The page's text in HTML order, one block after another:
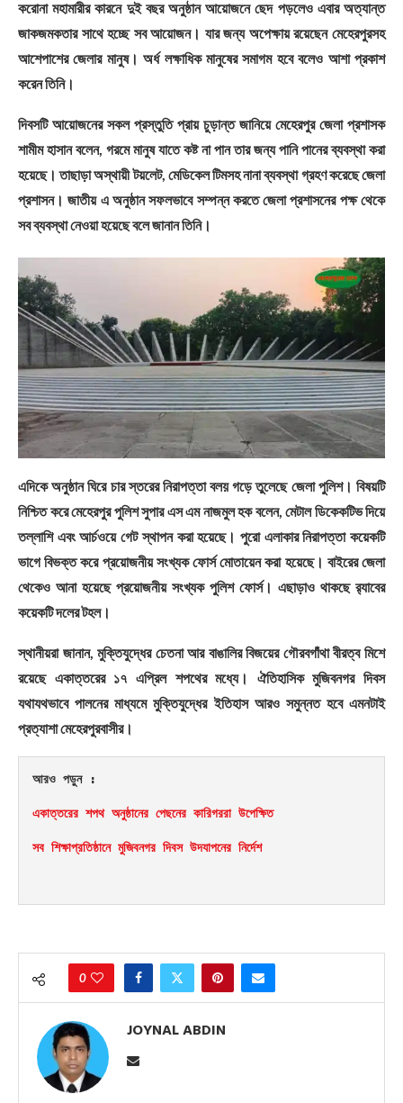
করোনা মহামারীর কারনে দুই বছর অনুষ্ঠান আয়োজনে ছেদ পড়লেও এবার অত্যান্ত
জাকজমকতার সাথে হচ্ছে সব আয়োজন। যার জন্য অপেক্ষায় রয়েছেন মেহেরপুরসহ
আশেপাশের জেলার মানুষ। অর্ধ লক্ষাধিক মানুষের সমাগম হবে বলেও আশা প্রকাশ
করেন তিনি।
দিবসটি আয়োজনের সকল প্রস্তুতি প্রায় চুড়ান্ত জানিয়ে মেহেরপুর জেলা প্রশাসক
শামীম হাসান বলেন, গরমে মানুষ যাতে কষ্ট না পান তার জন্য পানি পানের ব্যবস্থা করা
হয়েছে। তাছাড়া অস্থায়ী টয়লেট, মেডিকেল টিমসহ নানা ব্যবস্থা গ্রহণ করেছে জেলা
প্রশাসন। জাতীয় এ অনুষ্ঠান সফলভাবে সম্পন্ন করতে জেলা প্রশাসনের পক্ষ থেকে
সব ব্যবস্থা নেওয়া হয়েছে বলে জানান তিনি।
এদিকে অনুষ্ঠান ঘিরে চার স্তরের নিরাপত্তা বলয় গড়ে তুলেছে জেলা পুলিশ। বিষয়টি
নিশ্চিত করে মেহেরপুর পুলিশ সুপার এস এম নাজমুল হক বলেন, মেটাল ডিকেকটিভ দিয়ে
তল্লাশি এবং আর্চওয়ে গেট স্থাপন করা হয়েছে। পুরো এলাকার নিরাপত্তা কয়েকটি
ভাগে বিভক্ত করে প্রয়োজনীয় সংখ্যক ফোর্স মোতায়েন করা হয়েছে। বাইরের জেলা
থেকেও আনা হয়েছে প্রয়োজনীয় সংখ্যক পুলিশ ফোর্স। এছাড়াও থাকছে র‌্যাবের
কয়েকটি দলের টহল।
স্থানীয়রা জানান, মুক্তিযুদ্ধের চেতনা আর বাঙালির বিজয়ের গৌরবগাঁথা বীরত্ব মিশে
রয়েছে একাত্তরের ১৭ এপ্রিল শপথের মধ্যে। ঐতিহাসিক মুজিবনগর দিবস
যথাযথভাবে পালনের মাধ্যমে মুক্তিযুদ্ধের ইতিহাস আরও সমুন্নত হবে এমনটাই
প্রত্যাশা মেহেরপুরবাসীর।
আরও পড়ুন :
একাত্তরের শপথ অনুষ্ঠানের পেছনের কারিগররা উপেক্ষিত
সব শিক্ষাপ্রতিষ্ঠানে মুজিবনগর দিবস উদযাপনের নির্দেশ
0
JOYNAL ABDIN